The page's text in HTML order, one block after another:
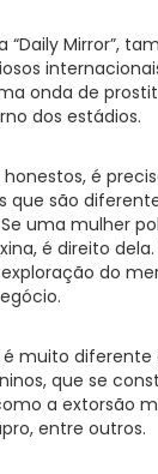
“Daily Mirror”,
onda de
dos estádios.
é
que são
Se uma mulher
é direito
do
é muito
que se
a extorsão
entre outros.